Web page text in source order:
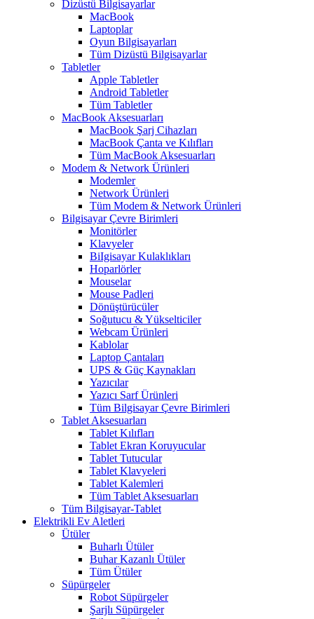
Dizüstü Bilgisayarlar
MacBook
Laptoplar
Oyun Bilgisayarları
Tüm Dizüstü Bilgisayarlar
Tabletler
Apple Tabletler
Android Tabletler
Tüm Tabletler
MacBook Aksesuarları
MacBook Şarj Cihazları
MacBook Çanta ve Kılıfları
Tüm MacBook Aksesuarları
Modem & Network Ürünleri
Modemler
Network Ürünleri
Tüm Modem & Network Ürünleri
Bilgisayar Çevre Birimleri
Monitörler
Klavyeler
BiIgisayar Kulaklıkları
Hoparlörler
Mouselar
Mouse Padleri
Dönüştürücüler
Soğutucu & Yükselticiler
Webcam Ürünleri
Kablolar
Laptop Çantaları
UPS & Güç Kaynakları
Yazıcılar
Yazıcı Sarf Ürünleri
Tüm Bilgisayar Çevre Birimleri
Tablet Aksesuarları
Tablet Kılıfları
Tablet Ekran Koruyucular
Tablet Tutucular
Tablet Klavyeleri
Tablet Kalemleri
Tüm Tablet Aksesuarları
Tüm Bilgisayar-Tablet
Elektrikli Ev Aletleri
Ütüler
Buharlı Ütüler
Buhar Kazanlı Ütüler
Tüm Ütüler
Süpürgeler
Robot Süpürgeler
Şarjlı Süpürgeler